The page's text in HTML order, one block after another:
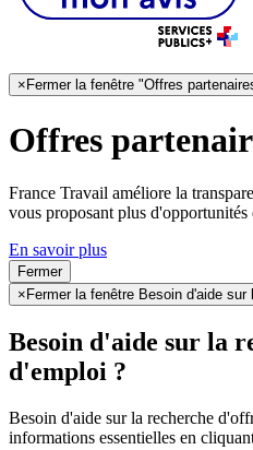
× Fermer la fenêtre "Offres
Offres
France Travail améliore la
vous proposant plus d'opportunités
En savoir plus
Fermer
× Fermer la fenêtre Besoin d'aide
Besoin d'aide sur la
d'emploi ?
Besoin d'aide sur la recherche
informations essentielles en